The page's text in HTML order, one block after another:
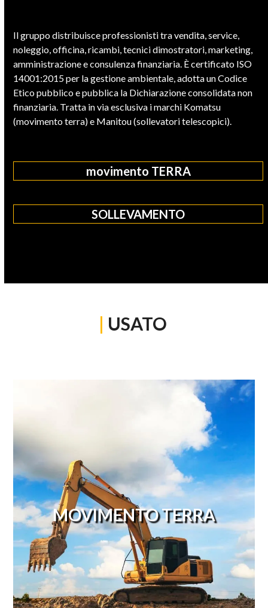
Il gruppo distribuisce professionisti tra vendita, service,
noleggio, officina, ricambi, tecnici dimostratori, marketing,
amministrazione e consulenza finanziaria. È certificato ISO
14001:2015 per la gestione ambientale, adotta un Codice
Etico pubblico e pubblica la Dichiarazione consolidata non
finanziaria. Tratta in via esclusiva i marchi Komatsu
(movimento terra) e Manitou (sollevatori telescopici).
movimento TERRA
SOLLEVAMENTO
| USATO
MOVIMENTO TERRA